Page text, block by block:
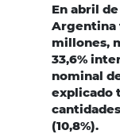
En abril
Argentina
millones,
33,6%
nominal
explicado
(10,8%).